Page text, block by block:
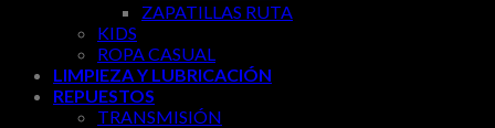
ZAPATILLAS RUTA
KIDS
ROPA CASUAL
LIMPIEZA Y LUBRICACIÓN
REPUESTOS
TRANSMISIÓN